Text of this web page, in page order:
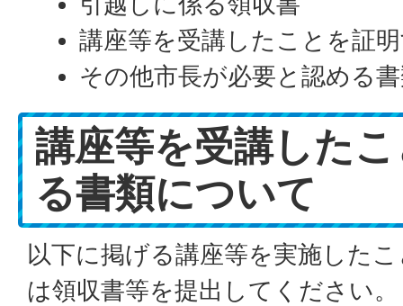
講座等を受講したことを証
その他市長が必要と認める
講座等を受講した
る書類について
以下に掲げる講座等を実施した
は領収書等を提出してください。